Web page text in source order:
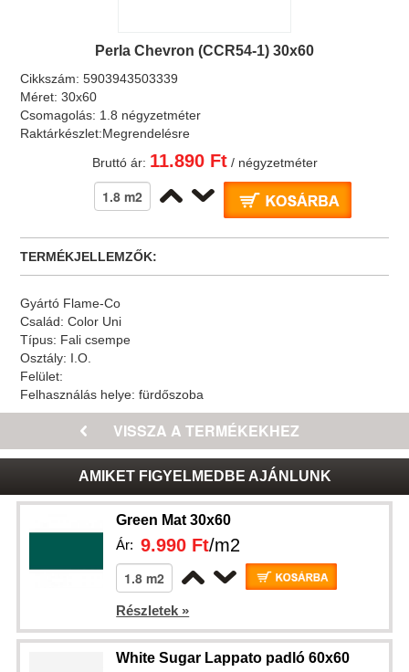
Perla Chevron (CCR54-1) 30x60
Cikkszám:5903943503339
Méret:30x60
Csomagolás: 1.8 négyzetméter
Raktárkészlet:Megrendelésre
Bruttó ár: 11.890 Ft/ négyzetméter
TERMÉKJELLEMZŐK:
Gyártó Flame-Co
Család:Color Uni
Típus: Fali csempe
Osztály: I.O.
Felület:
Felhasználás helye:fürdőszoba
AMIKET FIGYELMEDBE AJÁNLUNK
Green Mat 30x60
Ár:9.990 Ft/m2
Részletek »
White Sugar Lappato padló 60x60